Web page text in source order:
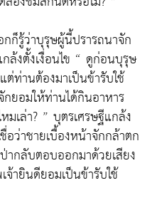
ก็รู้ว่าบุรุษผู้นี้ปรารถนาจัก
ล้งตั้งเงื่อนไข “ ดูก่อนบุรุษ
ท่านต้องมาเป็นข้ารับใช้
ยอมให้ท่านได้กินอาหาร
มเล่า? ” บุตรเศรษฐีแกล้ง
ชื่อว่าชายเบื้องหน้าจักกล้าตก
กลับตอบออกมาด้วยเสียง
จ้ายินดียอมเป็นข้ารับใช้